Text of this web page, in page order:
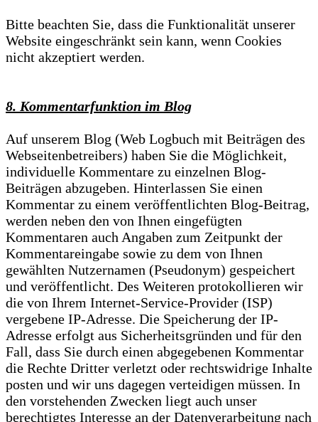
Bitte beachten Sie, dass die Funktionalität unserer
Website eingeschränkt sein kann, wenn Cookies
nicht akzeptiert werden.
8. Kommentarfunktion im Blog
Auf unserem Blog (Web Logbuch mit Beiträgen des
Webseitenbetreibers) haben Sie die Möglichkeit,
individuelle Kommentare zu einzelnen Blog-
Beiträgen abzugeben. Hinterlassen Sie einen
Kommentar zu einem veröffentlichten Blog-Beitrag,
werden neben den von Ihnen eingefügten
Kommentaren auch Angaben zum Zeitpunkt der
Kommentareingabe sowie zu dem von Ihnen
gewählten Nutzernamen (Pseudonym) gespeichert
und veröffentlicht. Des Weiteren protokollieren wir
die von Ihrem Internet-Service-Provider (ISP)
vergebene IP-Adresse. Die Speicherung der IP-
Adresse erfolgt aus Sicherheitsgründen und für den
Fall, dass Sie durch einen abgegebenen Kommentar
die Rechte Dritter verletzt oder rechtswidrige Inhalte
posten und wir uns dagegen verteidigen müssen. In
den vorstehenden Zwecken liegt auch unser
berechtigtes Interesse an der Datenverarbeitung nach